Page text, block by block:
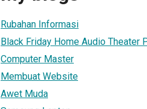
Rubahan Informasi
Black Friday Home Audio Theater
Computer Master
Membuat Website
Awet Muda